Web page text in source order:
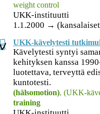
weight control
UKK-instituutti
1.1.2000 →
UKK-kävelytesti
Kävelytesti syntyi
kehityksen kanssa
luotettava, terveyttä
kuntotesti.
(hälsomotion), (UKK-
training